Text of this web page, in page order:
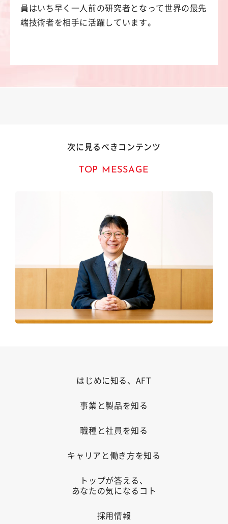
員はいち早く一人前の研究者となって世界の最先
端技術者を相手に活躍しています。
次に見るべきコンテンツ
TOP MESSAGE
はじめに知る、AFT
事業と製品を知る
職種と社員を知る
キャリアと働き方を知る
トップが答える、
あなたの気になるコト
採用情報